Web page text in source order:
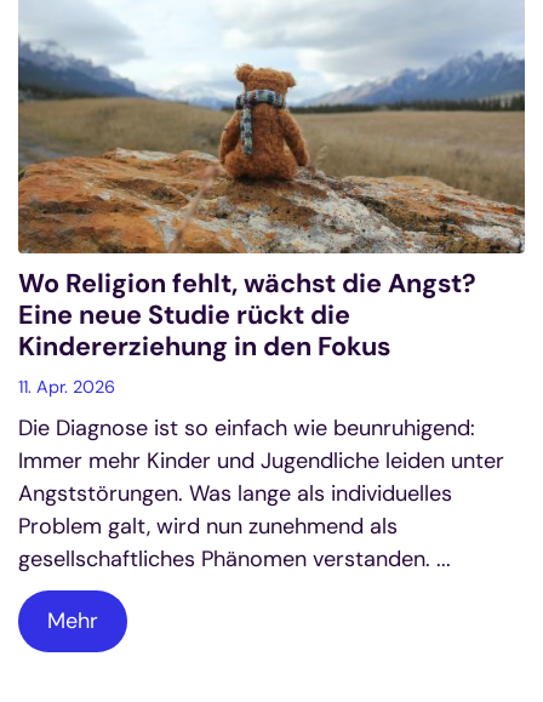
Wo Religion fehlt, wächst die Angst?
Eine neue Studie rückt die
Kindererziehung in den Fokus
11. Apr. 2026
Die Diagnose ist so einfach wie beunruhigend:
Immer mehr Kinder und Jugendliche leiden unter
Angststörungen. Was lange als individuelles
Problem galt, wird nun zunehmend als
gesellschaftliches Phänomen verstanden. ...
Mehr